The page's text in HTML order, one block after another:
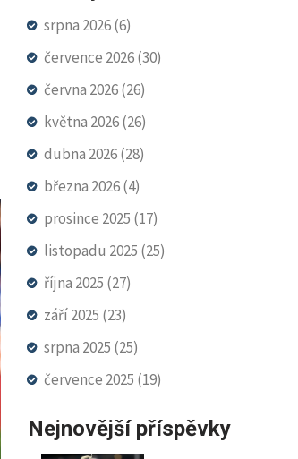
srpna 2026(6)
července 2026(30)
června 2026(26)
května 2026(26)
dubna 2026(28)
března 2026(4)
prosince 2025 (17)
listopadu 2025 (25)
října 2025 (27)
září 2025 (23)
srpna 2025 (25)
července 2025 (19)
Nejnovější příspěvky